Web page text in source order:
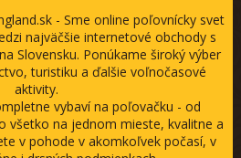
- Sme online poľovnícky svet
najväčšie internetové obchody s
Slovensku. Ponúkame široký výber
turistiku a ďalšie voľnočasové
aktivity.
vybaví na poľovačku - od
všetko na jednom mieste, kvalitne a
v pohode v akomkoľvek počasí, v